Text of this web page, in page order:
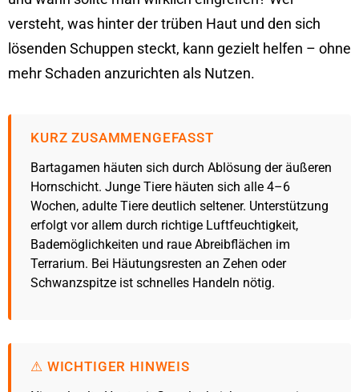
versteht, was hinter der trüben Haut und den sich
lösenden Schuppen steckt, kann gezielt helfen – ohne
mehr Schaden anzurichten als Nutzen.
KURZ ZUSAMMENGEFASST
Bartagamen häuten sich durch Ablösung der äußeren
Hornschicht. Junge Tiere häuten sich alle 4–6
Wochen, adulte Tiere deutlich seltener. Unterstützung
erfolgt vor allem durch richtige Luftfeuchtigkeit,
Bademöglichkeiten und raue Abreibflächen im
Terrarium. Bei Häutungsresten an Zehen oder
Schwanzspitze ist schnelles Handeln nötig.
⚠ WICHTIGER HINWEIS